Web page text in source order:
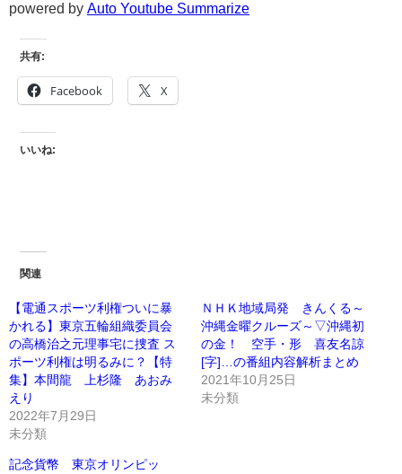
powered by Auto Youtube Summarize
共有:
Facebook X
いいね:
関連
【電通スポーツ利権ついに暴
かれる】東京五輪組織委員会
の高橋治之元理事宅に捜査 ス
ポーツ利権は明るみに？【特
集】本間龍 上杉隆 あおみ
えり
2022年7月29日
未分類
ＮＨＫ地域局発 きんくる～
沖縄金曜クルーズ～▽沖縄初
の金！ 空手・形 喜友名諒
[字]…の番組内容解析まとめ
2021年10月25日
未分類
記念貨幣 東京オリンピッ